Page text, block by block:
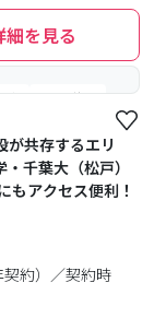
細を見る
中 #空室待ち
が共存するエリ
千葉大（松戸）
もアクセス便利！
契約）／契約時